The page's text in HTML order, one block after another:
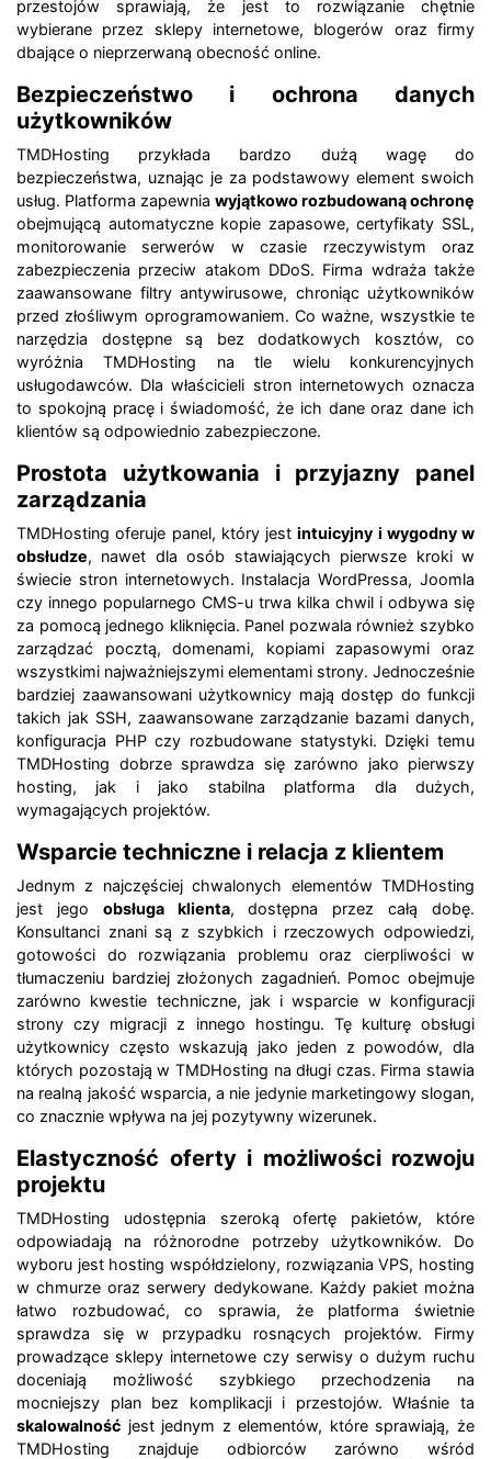
przestojów sprawiają, że jest to rozwiązanie chętnie
wybierane przez sklepy internetowe, blogerów oraz firmy
dbające o nieprzerwaną obecność online.
Bezpieczeństwo i ochrona danych
użytkowników
TMDHosting przykłada bardzo dużą wagę do
bezpieczeństwa, uznając je za podstawowy element swoich
usług. Platforma zapewnia wyjątkowo rozbudowaną ochronę
obejmującą automatyczne kopie zapasowe, certyfikaty SSL,
monitorowanie serwerów w czasie rzeczywistym oraz
zabezpieczenia przeciw atakom DDoS. Firma wdraża także
zaawansowane filtry antywirusowe, chroniąc użytkowników
przed złośliwym oprogramowaniem. Co ważne, wszystkie te
narzędzia dostępne są bez dodatkowych kosztów, co
wyróżnia TMDHosting na tle wielu konkurencyjnych
usługodawców. Dla właścicieli stron internetowych oznacza
to spokojną pracę i świadomość, że ich dane oraz dane ich
klientów są odpowiednio zabezpieczone.
Prostota użytkowania i przyjazny panel
zarządzania
TMDHosting oferuje panel, który jestintuicyjny i wygodny w
obsłudze, nawet dla osób stawiających pierwsze kroki w
świecie stron internetowych. Instalacja WordPressa, Joomla
czy innego popularnego CMS-u trwa kilka chwil i odbywa się
za pomocą jednego kliknięcia. Panel pozwala również szybko
zarządzać pocztą, domenami, kopiami zapasowymi oraz
wszystkimi najważniejszymi elementami strony. Jednocześnie
bardziej zaawansowani użytkownicy mają dostęp do funkcji
takich jak SSH, zaawansowane zarządzanie bazami danych,
konfiguracja PHP czy rozbudowane statystyki. Dzięki temu
TMDHosting dobrze sprawdza się zarówno jako pierwszy
hosting, jak i jako stabilna platforma dla dużych,
wymagających projektów.
Wsparcie techniczne i relacja z klientem
Jednym z najczęściej chwalonych elementów TMDHosting
jest jego obsługa klienta, dostępna przez całą dobę.
Konsultanci znani są z szybkich i rzeczowych odpowiedzi,
gotowości do rozwiązania problemu oraz cierpliwości w
tłumaczeniu bardziej złożonych zagadnień. Pomoc obejmuje
zarówno kwestie techniczne, jak i wsparcie w konfiguracji
strony czy migracji z innego hostingu. Tę kulturę obsługi
użytkownicy często wskazują jako jeden z powodów, dla
których pozostają w TMDHosting na długi czas. Firma stawia
na realną jakość wsparcia, a nie jedynie marketingowy slogan,
co znacznie wpływa na jej pozytywny wizerunek.
Elastyczność oferty i możliwości rozwoju
projektu
TMDHosting udostępnia szeroką ofertę pakietów, które
odpowiadają na różnorodne potrzeby użytkowników. Do
wyboru jest hosting współdzielony, rozwiązania VPS, hosting
w chmurze oraz serwery dedykowane. Każdy pakiet można
łatwo rozbudować, co sprawia, że platforma świetnie
sprawdza się w przypadku rosnących projektów. Firmy
prowadzące sklepy internetowe czy serwisy o dużym ruchu
doceniają możliwość szybkiego przechodzenia na
mocniejszy plan bez komplikacji i przestojów. Właśnie ta
skalowalność jest jednym z elementów, które sprawiają, że
TMDHosting znajduje odbiorców zarówno wśród